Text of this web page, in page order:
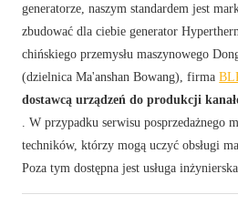
generatorze, naszym standardem jest
zbudować dla ciebie generator
chińskiego przemysłu maszynowego
(dzielnica Ma'anshan Bowang), firma
dostawcą urządzeń do produkcji
. W przypadku serwisu posprzedażnego
techników, którzy mogą uczyć obsługi
Poza tym dostępna jest usługa